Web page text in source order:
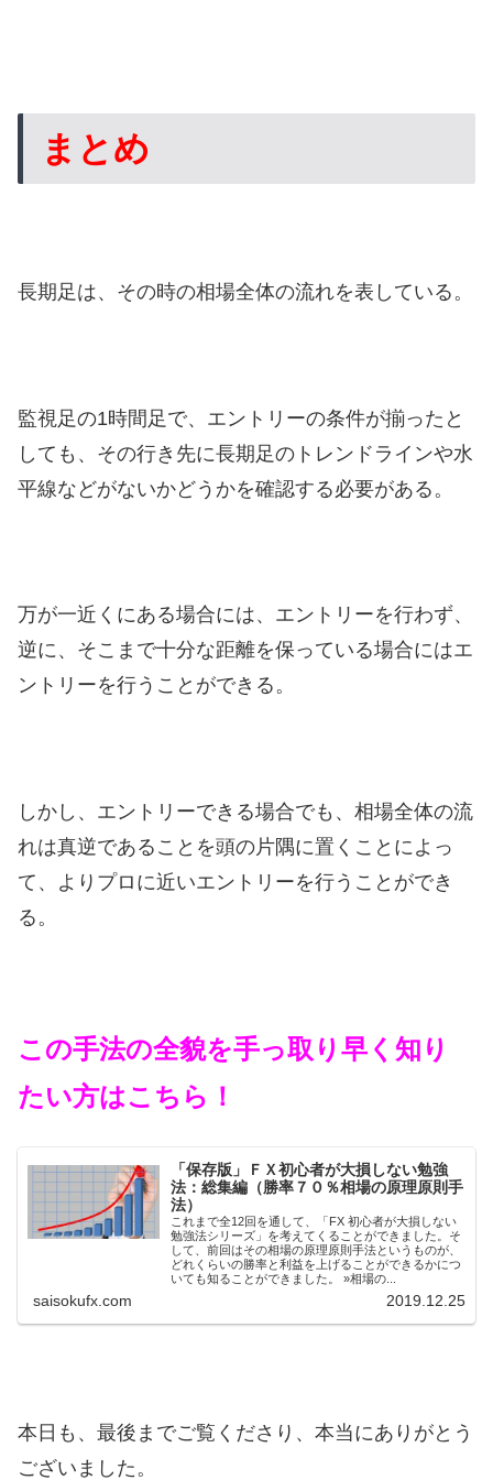
まとめ
長期足は、その時の相場全体の流れを表している。
監視足の1時間足で、エントリーの条件が揃ったと
しても、その行き先に長期足のトレンドラインや水
平線などがないかどうかを確認する必要がある。
万が一近くにある場合には、エントリーを行わず、
逆に、そこまで十分な距離を保っている場合にはエ
ントリーを行うことができる。
しかし、エントリーできる場合でも、相場全体の流
れは真逆であることを頭の片隅に置くことによっ
て、よりプロに近いエントリーを行うことができ
る。
この手法の全貌を手っ取り早く知り
たい方はこちら！
「保存版」ＦＸ初心者が大損しない勉強
法：総集編（勝率７０％相場の原理原則手
法）
これまで全12回を通して、「FX 初心者が大損しない
勉強法シリーズ」を考えてくることができました。そ
して、前回はその相場の原理原則手法というものが、
どれくらいの勝率と利益を上げることができるかにつ
いても知ることができました。 »相場の...
saisokufx.com 2019.12.25
本日も、最後までご覧くださり、本当にありがとう
ございました。